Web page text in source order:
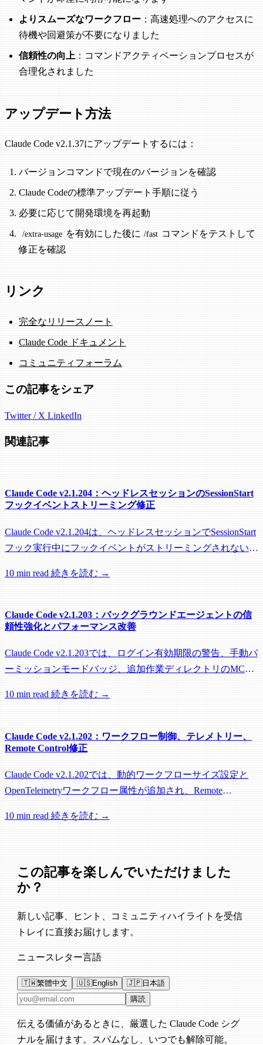
よりスムーズなワークフロー ：高速処理へのアクセスに
待機や回避策が不要になりました
信頼性の向上 ：コマンドアクティベーションプロセスが
合理化されました
アップデート方法
Claude Code v2.1.37にアップデートするには：
バージョンコマンドで現在のバージョンを確認
Claude Codeの標準アップデート手順に従う
必要に応じて開発環境を再起動
/extra-usage を有効にした後に /fast コマンドをテストして
修正を確認
リンク
完全なリリースノート
Claude Code ドキュメント
コミュニティフォーラム
この記事をシェア
Twitter / X LinkedIn
関連記事
Claude Code v2.1.204：ヘッドレスセッションのSessionStart
フックイベントストリーミング修正
Claude Code v2.1.204は、ヘッドレスセッションでSessionStart
フック実行中にフックイベントがストリーミングされない問
収されるのを防ぐメンテナンスリリースです。
10 min read 続きを読む →
Claude Code v2.1.203：バックグラウンドエージェントの信
頼性強化とパフォーマンス改善
Claude Code v2.1.203では、ログイン有効期限の警告、手動パ
ーミッションモードバッジ、追加作業ディレクトリのMCP
パフォーマンスに関する多数の修正が含まれています。
10 min read 続きを読む →
Claude Code v2.1.202：ワークフロー制御、テレメトリー、
Remote Control修正
Claude Code v2.1.202では、動的ワークフローサイズ設定と
OpenTelemetryワークフロー属性が追加され、Remote
の修正が含まれています。
10 min read 続きを読む →
この記事を楽しんでいただけました
か？
新しい記事、ヒント、コミュニティハイライトを受信
トレイに直接お届けします。
ニュースレター言語
🇹🇼繁體中文 🇺🇸English 🇯🇵日本語
メールアドレス 購読
伝える価値があるときに、厳選した Claude Code シグ
ナルを届けます。スパムなし、いつでも解除可能。